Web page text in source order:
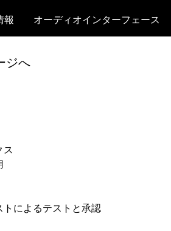
報 オーディオインターフェース
ジへ
によるテストと承認